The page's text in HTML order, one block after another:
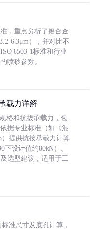
，重点分析了铝合金
6.3μm），并对比不
8503-1标准和行业
喷砂参数。
载力详解
格和抗拔承载力，包
据专业标准（如《混
）提供抗拔承载力计算
下设计值约80kN）。
选型建议，适用于工
准尺寸及底孔计算，